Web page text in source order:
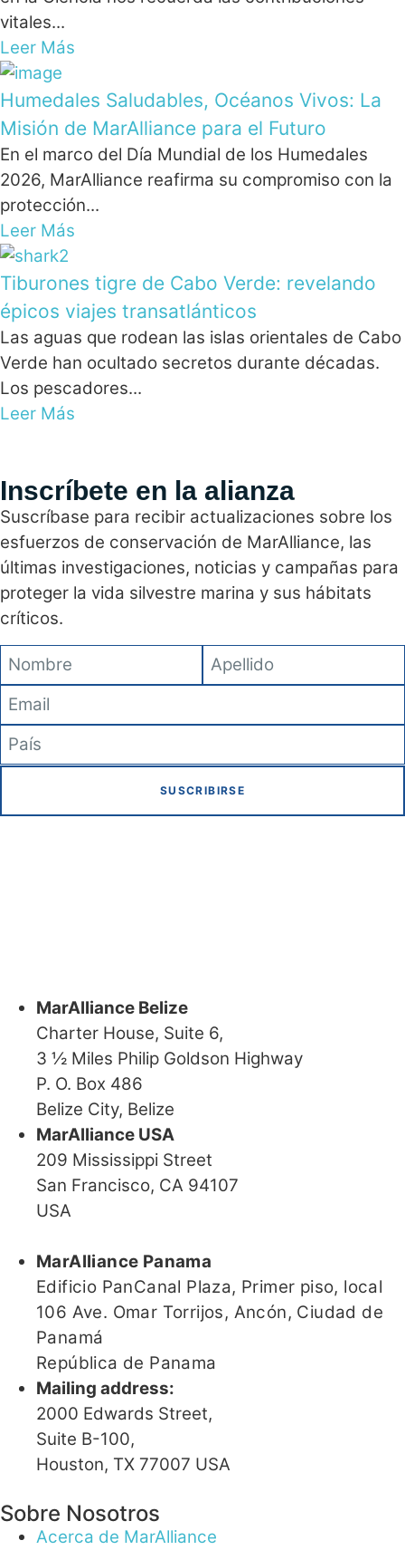
vitales...
Leer Más
Humedales Saludables, Océanos Vivos: La
Misión de MarAlliance para el Futuro
En el marco del Día Mundial de los Humedales
2026, MarAlliance reafirma su compromiso con la
protección...
Leer Más
Tiburones tigre de Cabo Verde: revelando
épicos viajes transatlánticos
Las aguas que rodean las islas orientales de Cabo
Verde han ocultado secretos durante décadas.
Los pescadores...
Leer Más
Inscríbete en la alianza
Suscríbase para recibir actualizaciones sobre los
esfuerzos de conservación de MarAlliance, las
últimas investigaciones, noticias y campañas para
proteger la vida silvestre marina y sus hábitats
críticos.
SUSCRIBIRSE
MarAlliance Belize
Charter House, Suite 6,
3 ½ Miles Philip Goldson Highway
P. O. Box 486
Belize City, Belize
MarAlliance USA
209 Mississippi Street
San Francisco, CA 94107
USA
MarAlliance Panama
Edificio PanCanal Plaza, Primer piso, local
106 Ave. Omar Torrijos, Ancón, Ciudad de
Panamá
República de Panama
Mailing address:
2000 Edwards Street,
Suite B-100,
Houston, TX 77007 USA
Sobre Nosotros
Acerca de MarAlliance